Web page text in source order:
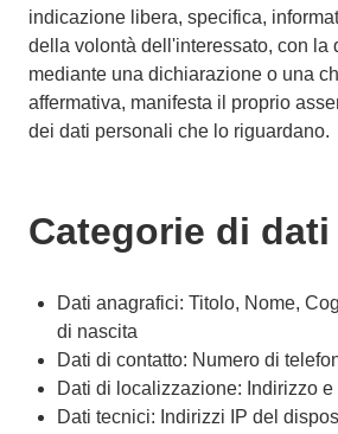
indicazione libera, specifica,
della volontà dell'interessato, con la
mediante una dichiarazione o una
affermativa, manifesta il proprio
dei dati personali che lo riguardano.
Categorie di dati
Dati anagrafici: Titolo, Nome,
di nascita
Dati di contatto: Numero di
Dati di localizzazione: Indirizzo e
Dati tecnici: Indirizzi IP del